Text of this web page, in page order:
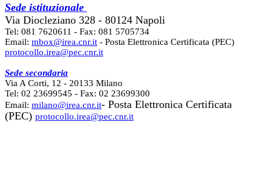
Sede istituzionale
Via Diocleziano 328 - 80124 Napoli
Tel: 081 7620611 - Fax: 081 5705734
Email: mbox@irea.cnr.it - Posta Elettronica Certificata (PEC)
protocollo.irea@pec.cnr.it
Sede secondaria
Via A Corti, 12 - 20133 Milano
Tel: 02 23699545 - Fax: 02 23699300
Email: milano@irea.cnr.it- Posta Elettronica Certificata
(PEC) protocollo.irea@pec.cnr.it